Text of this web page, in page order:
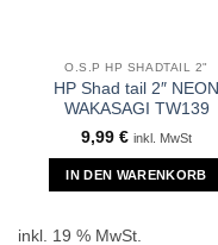
O.S.P HP SHADTAIL 2"
HP Shad tail 2″ NEON
WAKASAGI TW139
9,99 € inkl. MwSt
IN DEN WARENKORB
inkl. 19 % MwSt.